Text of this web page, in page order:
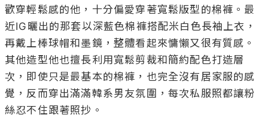
歡穿輕鬆感的他，十分偏愛穿著寬鬆版型的棉褲。最
近IG曬出的那套以深藍色棉褲搭配米白色長袖上衣，
再戴上棒球帽和墨鏡，整體看起來慵懶又很有質感。
其他造型他也擅長利用寬鬆剪裁和簡約配色打造層
次，即使只是最基本的棉褲，也完全沒有居家服的感
覺，反而穿出滿滿韓系男友氛圍，每次私服照都讓粉
絲忍不住跟著照抄。